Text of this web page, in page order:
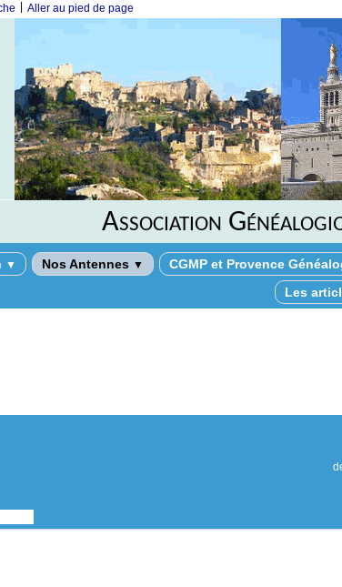
Aller au pied de page
Association
▼ Nos Antennes ▼ CGMP et Provence
Les